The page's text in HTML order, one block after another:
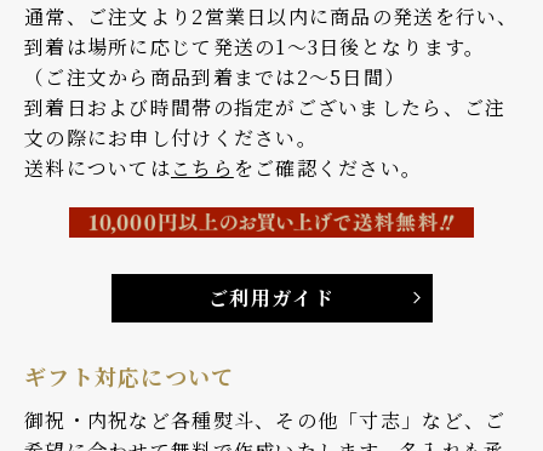
通常、ご注文より2営業日以内に商品の発送を行い、
到着は場所に応じて発送の1～3日後となります。
（ご注文から商品到着までは2～5日間）
到着日および時間帯の指定がございましたら、ご注
文の際にお申し付けください。
送料についてはこちら をご確認ください。
ご利用ガイド
ギフト対応について
御祝・内祝など各種熨斗、その他「寸志」など、ご